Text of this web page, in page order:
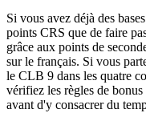
Si vous avez déjà des
points CRS que de faire
grâce aux points de
sur le français. Si vous
le CLB 9 dans les quatre
vérifiez les règles de
avant d'y consacrer du